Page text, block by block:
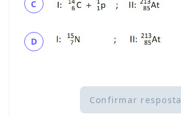
C
D
Confirmar resposta